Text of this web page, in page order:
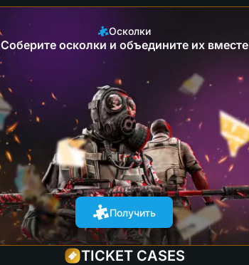
Осколки
Соберите осколки и объедините их вместе
Получить
TICKET CASES